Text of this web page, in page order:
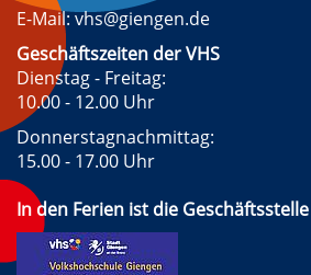
E-Mail: vhs@giengen.de
Geschäftszeiten der VHS
Dienstag - Freitag:
10.00 - 12.00 Uhr
Donnerstagnachmittag:
15.00 - 17.00 Uhr
In den Ferien ist die